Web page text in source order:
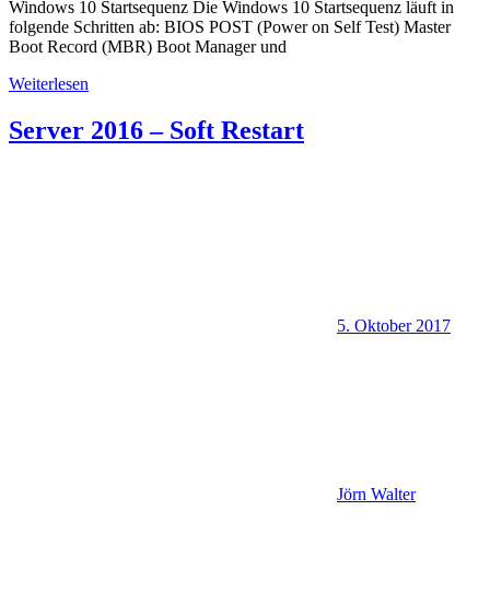
Windows 10 Startsequenz Die Windows 10 Startsequenz läuft in
folgende Schritten ab: BIOS POST (Power on Self Test) Master
Boot Record (MBR) Boot Manager und
Weiterlesen
Server 2016 – Soft Restart
5. Oktober 2017
Jörn Walter